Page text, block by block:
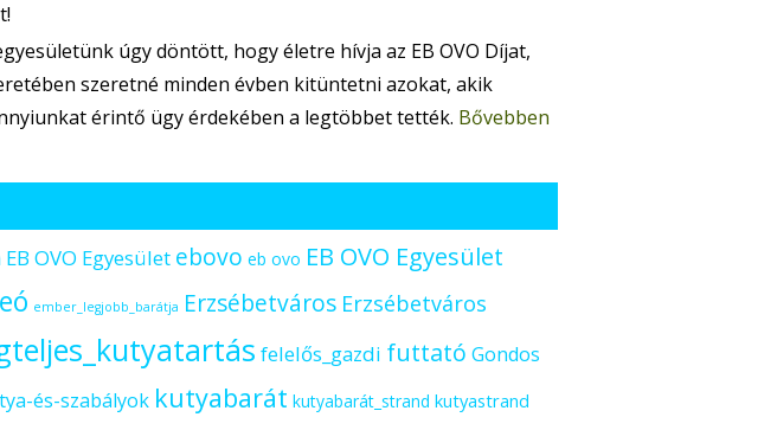
úgy döntött, hogy életre hívja az EB OVO Díjat,
szeretné minden évben kitüntetni azokat, akik
érintő ügy érdekében a legtöbbet tették. Bővebben
OVO Egyesület ebovo eb ovo EB OVO Egyesület
ember_legjobb_barátja Erzsébetváros Erzsébetváros
felelős_gazdi futtató Gondos
és-szabályok kutyabarát kutyabarát_strand kutyastrand